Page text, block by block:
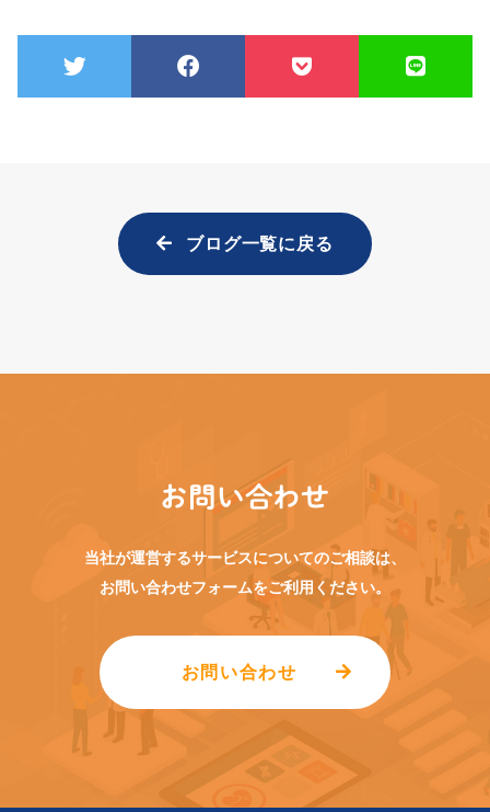
ブログ一覧に戻る
お問い合わせ
当社が運営するサービスについてのご相談は、
お問い合わせフォームをご利用ください。
お問い合わせ